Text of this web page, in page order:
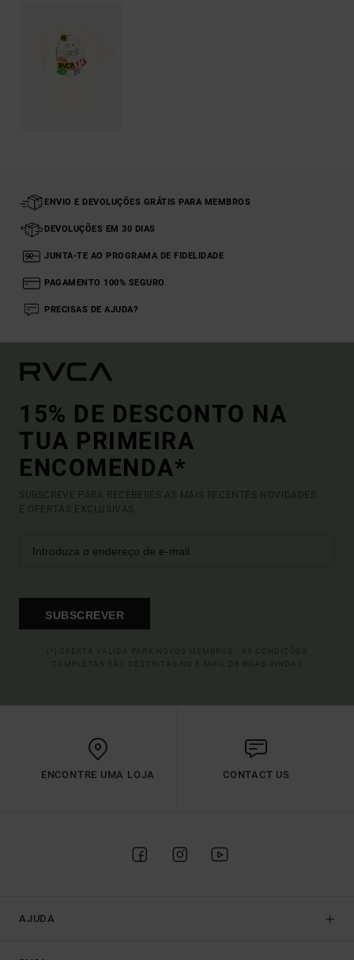
ENVIO E DEVOLUÇÕES GRÁTIS PARA MEMBROS
DEVOLUÇÕES EM 30 DIAS
JUNTA-TE AO PROGRAMA DE FIDELIDADE
PAGAMENTO 100% SEGURO
PRECISAS DE AJUDA?
15% DE DESCONTO NA
TUA PRIMEIRA
ENCOMENDA*
SUBSCREVE PARA RECEBERES AS MAIS RECENTES NOVIDADES
E OFERTAS EXCLUSIVAS.
SUBSCREVER
ENCONTRE UMA LOJA CONTACT US
AJUDA